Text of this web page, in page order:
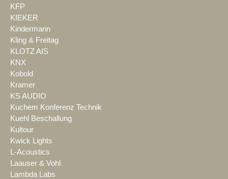
KFP
KIEKER
Kindermann
Kling & Freitag
KLOTZ AIS
KNX
Kobold
Kramer
KS AUDIO
Kuchem Konferenz Technik
Kuehl Beschallung
Kultour
Kwick Lights
L-Acoustics
Laauser & Vohl
Lambda Labs